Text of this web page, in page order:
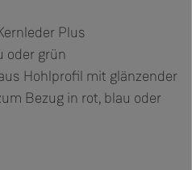
Plus
oder grün
Hohlprofil mit glänzender
Bezug in rot, blau oder